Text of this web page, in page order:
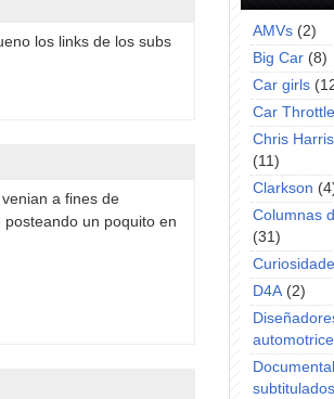
los links de los subs
a fines de
un poquito en
AMVs (2)
Big Car (8)
Car girls
Car Throttle
Chris
(11)
Clarkson
Columnas
(31)
D4A (2)
subtitulados